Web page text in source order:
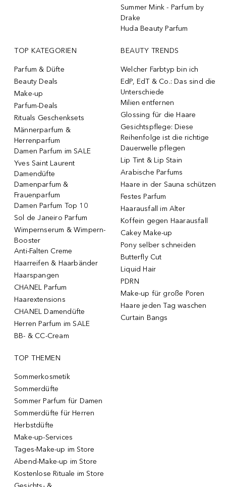
Summer Mink - Parfum by
Drake
Huda Beauty Parfum
TOP KATEGORIEN
Parfum & Düfte
Beauty Deals
Make-up
Parfum-Deals
Rituals Geschenksets
Männerparfum &
Herrenparfum
Damen Parfum im SALE
Yves Saint Laurent
Damendüfte
Damenparfum &
Frauenparfum
Damen Parfum Top 10
Sol de Janeiro Parfum
Wimpernserum & Wimpern-
Booster
Anti-Falten Creme
Haarreifen & Haarbänder
Haarspangen
CHANEL Parfum
Haarextensions
CHANEL Damendüfte
Herren Parfum im SALE
BB- & CC-Cream
BEAUTY TRENDS
Welcher Farbtyp bin ich
EdP, EdT & Co.: Das sind die
Unterschiede
Milien entfernen
Glossing für die Haare
Gesichtspflege: Diese
Reihenfolge ist die richtige
Dauerwelle pflegen
Lip Tint & Lip Stain
Arabische Parfums
Haare in der Sauna schützen
Festes Parfum
Haarausfall im Alter
Koffein gegen Haarausfall
Cakey Make-up
Pony selber schneiden
Butterfly Cut
Liquid Hair
PDRN
Make-up für große Poren
Haare jeden Tag waschen
Curtain Bangs
TOP THEMEN
Sommerkosmetik
Sommerdüfte
Sommer Parfum für Damen
Sommerdüfte für Herren
Herbstdüfte
Make-up-Services
Tages-Make-up im Store
Abend-Make-up im Store
Kostenlose Rituale im Store